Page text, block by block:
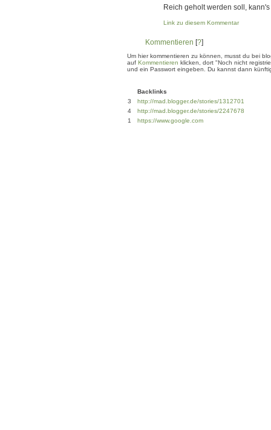
Reich geholt werden soll,
Link zu diesem Kommentar
Kommentieren [?]
Um hier kommentieren zu können, musst du bei
auf Kommentieren klicken, dort "Noch nicht
und ein Passwort eingeben. Du kannst dann
Backlinks
3
http://mad.blogger.de/stories/1312701
4
http://mad.blogger.de/stories/2247678
1
https://www.google.com